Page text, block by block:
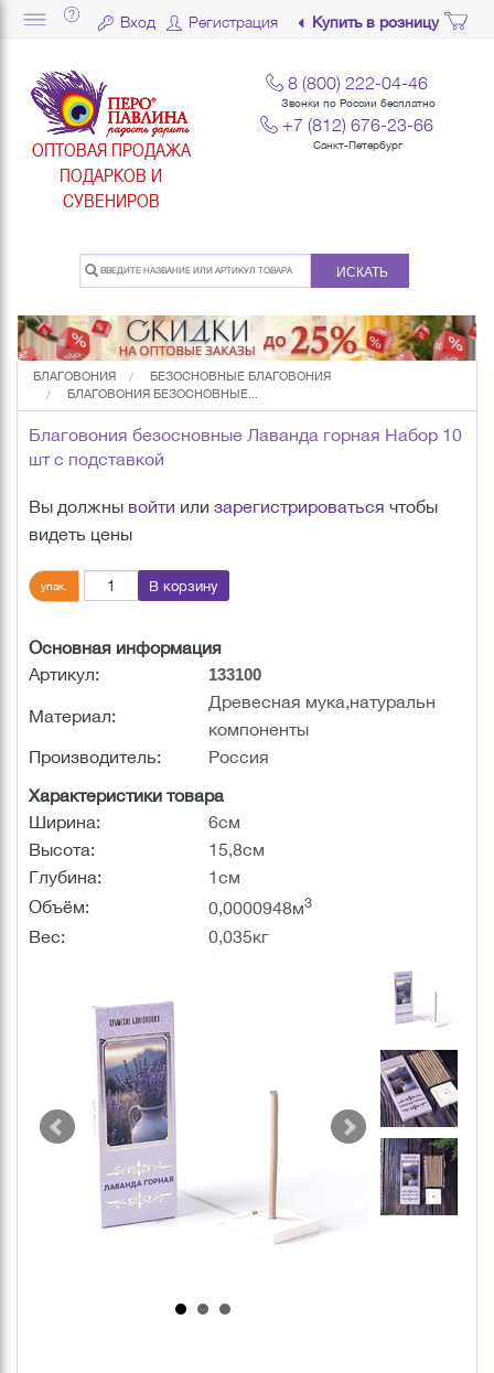
Вход Регистрация Купить в розницу
ОПТОВАЯ ПРОДАЖА
ПОДАРКОВ И
СУВЕНИРОВ
8 (800) 222-04-46
Звонки по России бесплатно
+7 (812) 676-23-66
Санкт-Петербург
ИСКАТЬ
БЛАГОВОНИЯ
БЕЗОСНОВНЫЕ БЛАГОВОНИЯ
БЛАГОВОНИЯ БЕЗОСНОВНЫЕ...
Благовония безосновные Лаванда горная Набор 10
шт с подставкой
Вы должны войти или зарегистрироваться чтобы
видеть цены
упак. В корзину
Основная информация
Артикул:
133100
Материал:
Древесная мука,натуральн
компоненты
Производитель:
Россия
Характеристики товара
Ширина:
6см
Высота:
15,8см
Глубина:
1см
Объём:
0,0000948м3
Вес: 0,035кг